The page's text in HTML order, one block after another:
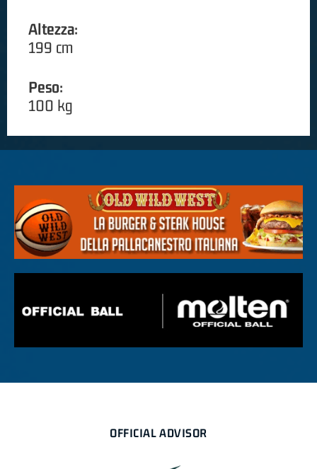
Altezza:
199 cm
Peso:
100 kg
OFFICIAL ADVISOR